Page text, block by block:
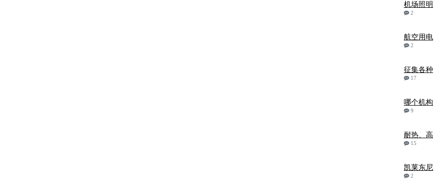
机场照明
2
航空用电
2
征集各种
17
哪个机构
9
耐热、高
15
凯莱东尼
2